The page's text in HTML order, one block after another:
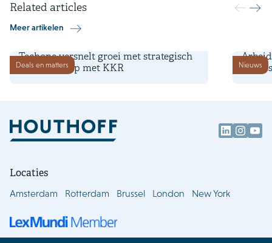
Related articles
Meer artikelen
Deals en matters
Techone versnelt groei met strategisch
partnerschap met KKR
Nieuws
Waar
Locaties
Amsterdam Rotterdam Brussel London New York